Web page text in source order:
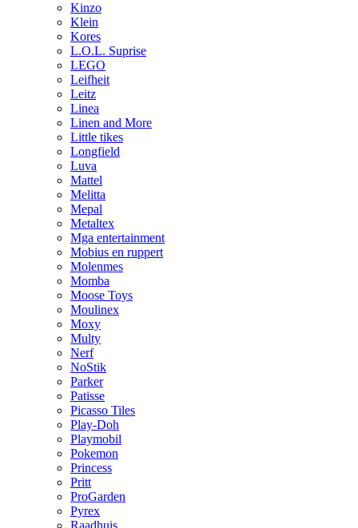
Kinzo
Klein
Kores
L.O.L. Suprise
LEGO
Leifheit
Leitz
Linea
Linen and More
Little tikes
Longfield
Luva
Mattel
Melitta
Mepal
Metaltex
Mga entertainment
Mobius en ruppert
Molenmes
Momba
Moose Toys
Moulinex
Moxy
Multy
Nerf
NoStik
Parker
Patisse
Picasso Tiles
Play-Doh
Playmobil
Pokemon
Princess
Pritt
ProGarden
Pyrex
Raadhuis